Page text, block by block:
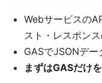
Webサービスの
スト・レスポンス
GASでJSONデ
まずはGASだけ